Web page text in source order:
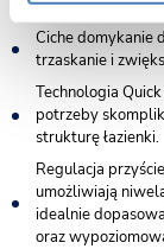
bezpieczeństwo
Ciche domykanie
trzaskanie i
Technologia
potrzeby
strukturę łazienki.
Regulacja
umożliwiają
idealnie
oraz